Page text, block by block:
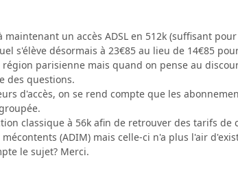
un accès ADSL en 512k (suffisant
s'élève désormais à 23€85 au lieu de 14€85
parisienne mais quand on pense au
des questions.
d'accès, on se rend compte que les
classique à 56k afin de retrouver des tarifs de
(ADIM) mais celle-ci n'a plus l'air
le sujet? Merci.